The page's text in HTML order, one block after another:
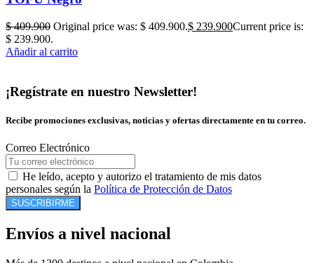
$409.900 Original price was: $ 409.900.$ 239.900Current price is:
$ 239.900.
Añadir al carrito
¡Regístrate en nuestro Newsletter!
Recibe promociones exclusivas, noticias y ofertas directamente en tu correo.
Correo Electrónico
He leído, acepto y autorizo el tratamiento de mis datos
personales según la Política de Protección de Datos
SUSCRIBIRME
Envíos a nivel nacional